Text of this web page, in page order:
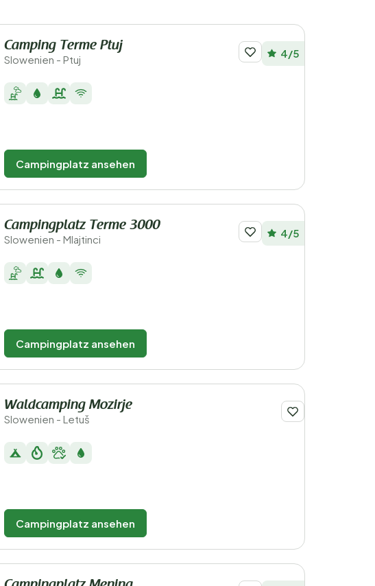
Camping Terme Ptuj
Slowenien - Ptuj 4/5
Campingplatz ansehen
Campingplatz Terme 3000
Slowenien - Mlajtinci 4/5
Campingplatz ansehen
Waldcamping Mozirje
Slowenien - Letuš
Campingplatz ansehen